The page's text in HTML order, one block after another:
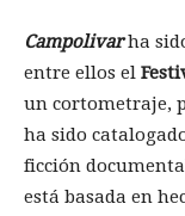
Campolivarha
entre ellos el
un cortometraje,
ha sido
ficción
está basada en